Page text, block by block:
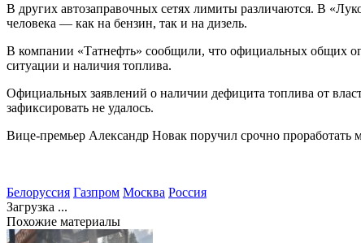
В других автозаправочных сетях лимиты различаются. В
человека — как на бензин, так и на дизель.
В компании «Татнефть» сообщили, что официальных общих
ситуации и наличия топлива.
Официальных заявлений о наличии дефицита топлива от
зафиксировать не удалось.
Вице-премьер Александр Новак поручил срочно проработать
Белоруссия Газпром Москва Россия
Загрузка ...
Похожие материалы